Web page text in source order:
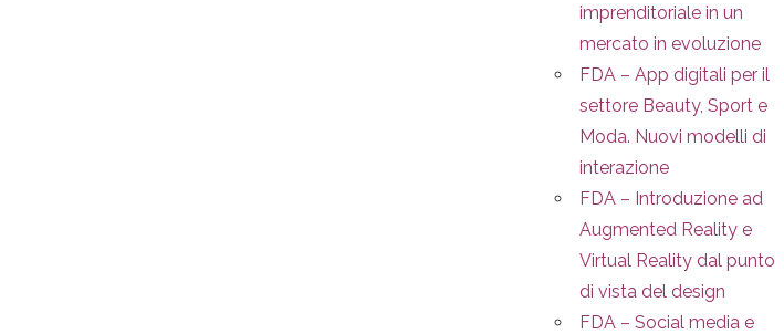
imprenditoriale in un
mercato in evoluzione
FDA – App digitali per il
settore Beauty, Sport e
Moda. Nuovi modelli di
interazione
FDA – Introduzione ad
Augmented Reality e
Virtual Reality dal punto
di vista del design
FDA – Social media e